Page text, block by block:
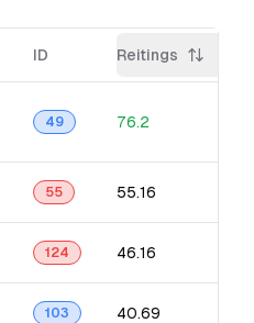
ID Reitings
49 76.2
55 55.16
124 46.16
103 40.69